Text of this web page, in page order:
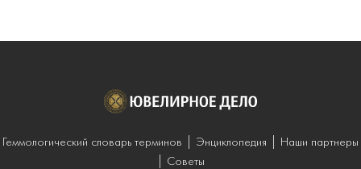
Геммологический словарь терминов Энциклопедия
Наши партнеры
Советы